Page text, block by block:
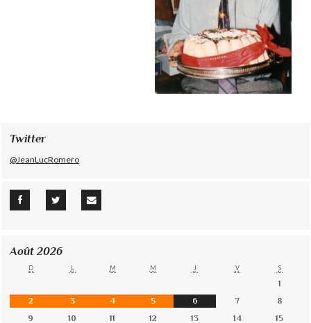
Twitter
@JeanLucRomero
Août 2026
D L M M J V S
1
2
3 4 5 6 7
8
9
10 11 12 13 14
15